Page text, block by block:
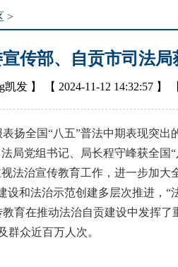
>
传部、自贡市司法
凯发 】 【 2024-11-12 14:32:57 】
全国“八五”普法中期表现突出
局党组书记、局长程守峰获全国“
治宣传教育工作，进一步加大
和法治示范创建多层次推进，
育在推动法治自贡建设中发挥
群众近百万人次。